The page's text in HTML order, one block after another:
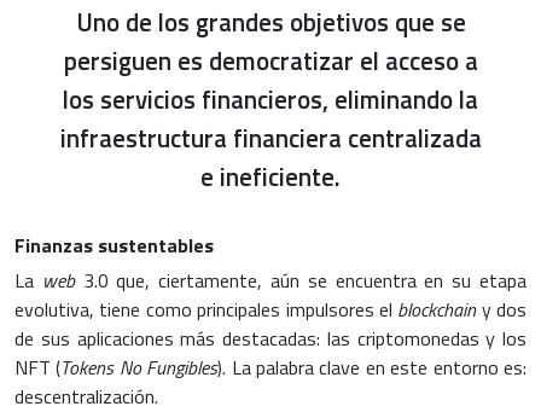
Uno de los grandes objetivos que se
persiguen es democratizar el acceso a
los servicios financieros, eliminando la
infraestructura financiera centralizada
e ineficiente.
Finanzas sustentables
La web3.0 que, ciertamente, aún se encuentra en su etapa
evolutiva, tiene como principales impulsores el blockchainy dos
de sus aplicaciones más destacadas: las criptomonedas y los
NFT (Tokens No Fungibles). La palabra clave en este entorno es:
descentralización.